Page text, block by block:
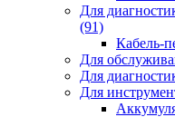
Для
(91)
Кабель-
Для
Для
Для